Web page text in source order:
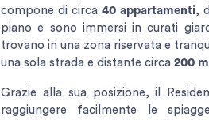
compone di circa 40 appartamenti,
piano e sono immersi in curati
trovano in una zona riservata e
una sola strada e distante circa 200
Grazie alla sua posizione, il
raggiungere facilmente le